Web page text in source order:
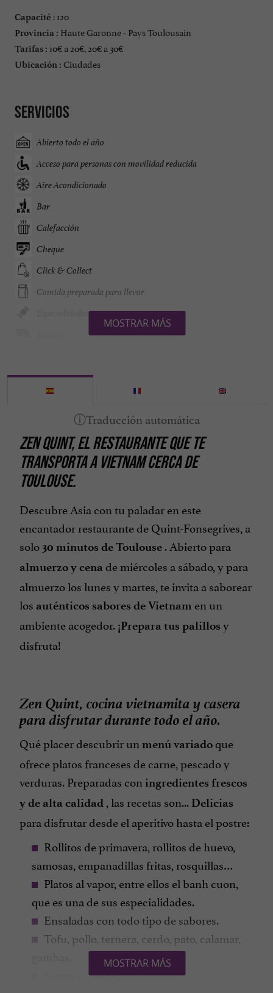
Capacité : 120
Provincia : Haute Garonne - Pays Toulousain
Tarifas : 10€ a 20€, 20€ a 30€
Ubicación : Ciudades
Servicios
Abierto todo el año
Acceso para personas con movilidad reducida
Aire Acondicionado
Bar
Calefacción
Cheque
Click & Collect
Comida preparada para llevar
Parking
Se habla Inglés
Tarjetas de Crédito admitidas
Terraza
Tickets Restaurante
MOSTRAR MÁS
ZEN QUINT,EL RESTAURANTE QUE TE
TRANSPORTA A VIETNAM CERCA DE
TOULOUSE.
Descubre Asia con tu paladar en este
encantador restaurante de Quint-Fonsegrives, a
solo 30 minutos de Toulouse . Abierto para
almuerzo y cena de miércoles a sábado, y para
almuerzo los lunes y martes, te invita a saborear
los auténticos sabores de Vietnam en un
ambiente acogedor. ¡Prepara tus palillos y
disfruta!
Zen Quint, cocina vietnamita y casera
para disfrutar durante todo el año.
Qué placer descubrir un menú variadoque
ofrece platos franceses de carne, pescado y
verduras. Preparadas con ingredientes frescos
y de alta calidad , las recetas son... Delicias
para disfrutar desde el aperitivo hasta el postre:
Rollitos de primavera, rollitos de huevo,
samosas, empanadillas fritas, rosquillas…
Platos al vapor, entre ellos el banh cuon,
que es una de sus especialidades.
Ensaladas con todo tipo de sabores.
Tofu, pollo, ternera, cerdo, pato, calamar,
Sopas y caldos.
MOSTRAR MÁS